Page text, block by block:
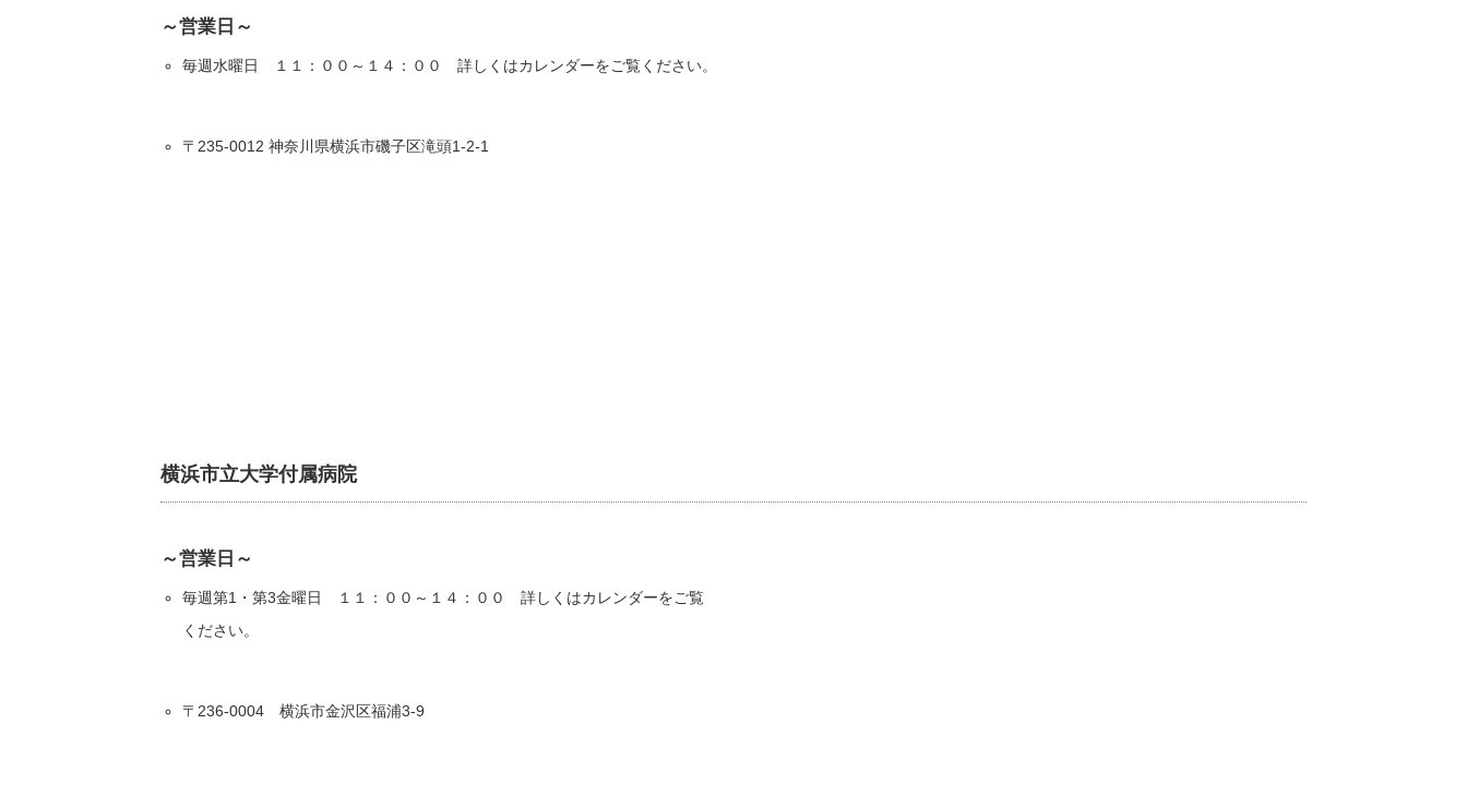
～営業日～
毎週水曜日 １１：００～１４：００ 詳しくはカレンダーをご覧ください。
〒235-0012 神奈川県横浜市磯子区滝頭1-2-1
横浜市立大学付属病院
～営業日～
毎週第1・第3金曜日 １１：００～１４：００ 詳しくはカレンダーをご覧
ください。
〒236-0004 横浜市金沢区福浦3-9